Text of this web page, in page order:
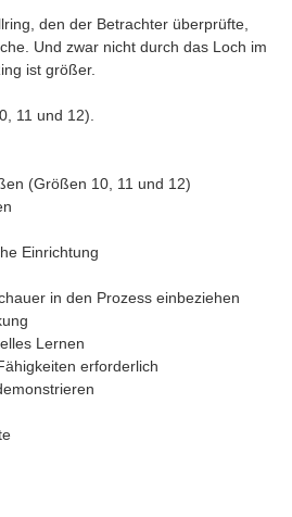
den der Betrachter überprüfte,
Und zwar nicht durch das Loch im
ist größer.
11 und 12).
(Größen 10, 11 und 12)
Einrichtung
in den Prozess einbeziehen
Lernen
erforderlich